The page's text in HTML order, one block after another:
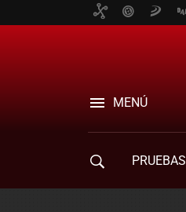
MENÚ
PRUEBAS